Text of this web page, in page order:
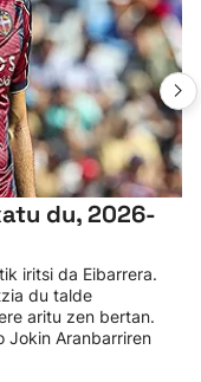
du, 2026-
iritsi da Eibarrera.
du talde
aritu zen bertan.
Jokin Aranbarriren